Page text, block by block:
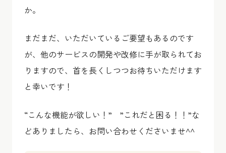
か。
まだまだ、いただいているご要望もあるのです
が、他のサービスの開発や改修に手が取られてお
りますので、首を長くしつつお待ちいただけます
と幸いです！
“こんな機能が欲しい！” ”これだと困る！！”な
どありましたら、お問い合わせくださいませ^^